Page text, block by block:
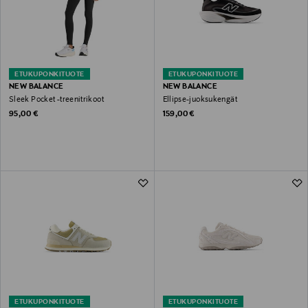
ETUKUPONKITUOTE
NEW BALANCE
Sleek Pocket -treenitrikoot
Original Price
95,00 €
ETUKUPONKITUOTE
NEW BALANCE
Ellipse-juoksukengät
Original Price
159,00 €
ETUKUPONKITUOTE ETUKUPONKITUOTE